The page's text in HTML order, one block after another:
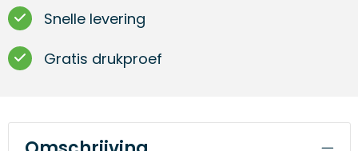
Snelle levering
Gratis drukproef